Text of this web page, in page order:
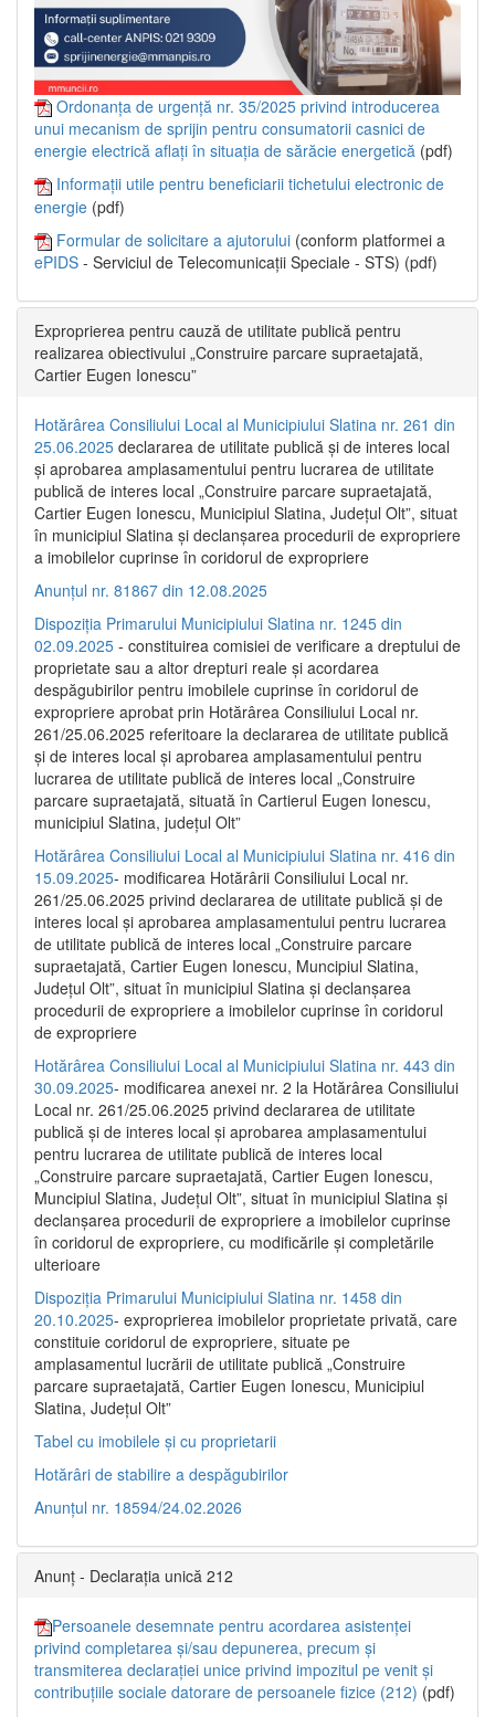
Ordonanța de urgență nr. 35/2025 privind introducerea
unui mecanism de sprijin pentru consumatorii casnici de
energie electrică aflați în situația de sărăcie energetică (pdf)
Informații utile pentru beneficiarii tichetului electronic de
energie (pdf)
Formular de solicitare a ajutorului (conform platformei a
ePIDS - Serviciul de Telecomunicații Speciale - STS) (pdf)
Exproprierea pentru cauză de utilitate publică pentru
realizarea obiectivului „Construire parcare supraetajată,
Cartier Eugen Ionescu”
Hotărârea Consiliului Local al Municipiului Slatina nr. 261 din
25.06.2025 declararea de utilitate publică și de interes local
și aprobarea amplasamentului pentru lucrarea de utilitate
publică de interes local „Construire parcare supraetajată,
Cartier Eugen Ionescu, Municipiul Slatina, Județul Olt”, situat
în municipiul Slatina și declanșarea procedurii de expropriere
a imobilelor cuprinse în coridorul de expropriere
Anunțul nr. 81867 din 12.08.2025
Dispoziția Primarului Municipiului Slatina nr. 1245 din
02.09.2025 - constituirea comisiei de verificare a dreptului de
proprietate sau a altor drepturi reale și acordarea
despăgubirilor pentru imobilele cuprinse în coridorul de
expropriere aprobat prin Hotărârea Consiliului Local nr.
261/25.06.2025 referitoare la declararea de utilitate publică
și de interes local și aprobarea amplasamentului pentru
lucrarea de utilitate publică de interes local „Construire
parcare supraetajată, situată în Cartierul Eugen Ionescu,
municipiul Slatina, județul Olt”
Hotărârea Consiliului Local al Municipiului Slatina nr. 416 din
15.09.2025- modificarea Hotărârii Consiliului Local nr.
261/25.06.2025 privind declararea de utilitate publică și de
interes local și aprobarea amplasamentului pentru lucrarea
de utilitate publică de interes local „Construire parcare
supraetajată, Cartier Eugen Ionescu, Muncipiul Slatina,
Județul Olt”, situat în municipiul Slatina și declanșarea
procedurii de expropriere a imobilelor cuprinse în coridorul
de expropriere
Hotărârea Consiliului Local al Municipiului Slatina nr. 443 din
30.09.2025- modificarea anexei nr. 2 la Hotărârea Consiliului
Local nr. 261/25.06.2025 privind declararea de utilitate
publică şi de interes local şi aprobarea amplasamentului
pentru lucrarea de utilitate publică de interes local
„Construire parcare supraetajată, Cartier Eugen Ionescu,
Muncipiul Slatina, Judeţul Olt”, situat în municipiul Slatina şi
declanşarea procedurii de expropriere a imobilelor cuprinse
în coridorul de expropriere, cu modificările şi completările
ulterioare
Dispoziția Primarului Municipiului Slatina nr. 1458 din
20.10.2025- exproprierea imobilelor proprietate privată, care
constituie coridorul de expropriere, situate pe
amplasamentul lucrării de utilitate publică „Construire
parcare supraetajată, Cartier Eugen Ionescu, Municipiul
Slatina, Județul Olt”
Tabel cu imobilele și cu proprietarii
Hotărâri de stabilire a despăgubirilor
Anunțul nr. 18594/24.02.2026
Anunț - Declarația unică 212
Persoanele desemnate pentru acordarea asistenței
privind completarea și/sau depunerea, precum și
transmiterea declarației unice privind impozitul pe venit și
contribuțiile sociale datorare de persoanele fizice (212) (pdf)